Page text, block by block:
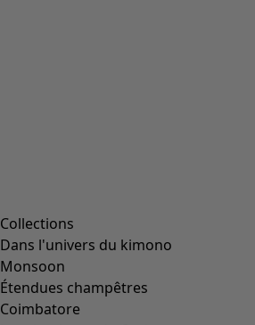
Collections
Dans l'univers du kimono
Monsoon
Étendues champêtres
Coimbatore